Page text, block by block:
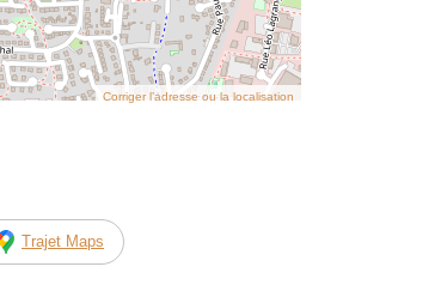
Corriger l’adresse ou la localisation
Trajet Maps